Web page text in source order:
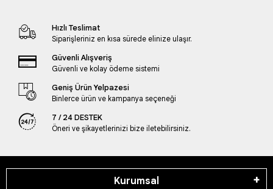
Hızlı Teslimat
Siparişleriniz en kısa sürede elinize ulaşır.
Güvenli Alışveriş
Güvenli ve kolay ödeme sistemi
Geniş Ürün Yelpazesi
Binlerce ürün ve kampanya seçeneği
7 / 24 DESTEK
Öneri ve şikayetlerinizi bize iletebilirsiniz.
Kurumsal